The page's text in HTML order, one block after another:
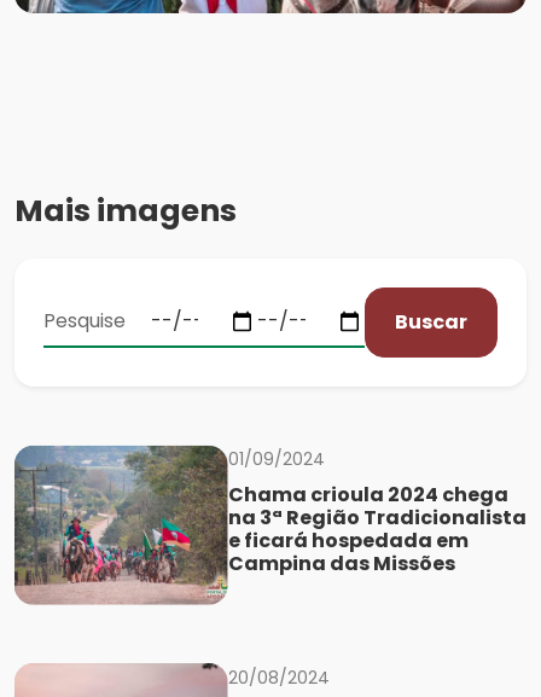
Mais imagens
Buscar
01/09/2024
Chama crioula 2024 chega
na 3ª Região Tradicionalista
e ficará hospedada em
Campina das Missões
20/08/2024